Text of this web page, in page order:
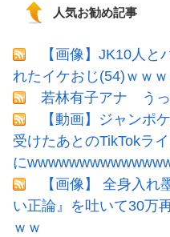
人気お勧め記事
【画像】JK10人と
れたイケおじ(54)ｗｗ
若林有子アナ うっ
【動画】ジャンポ
受けたあとのTikTokラ
に
【画像】 全身入
い正論』を吐いて30万
ｗｗ